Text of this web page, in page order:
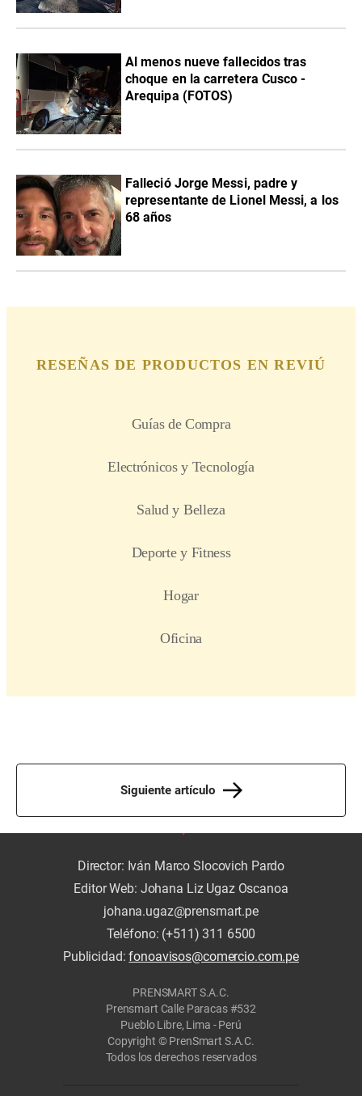
Al menos nueve fallecidos tras
choque en la carretera Cusco -
Arequipa (FOTOS)
Falleció Jorge Messi, padre y
representante de Lionel Messi, a los
68 años
Siguiente artículo
Director: Iván Marco Slocovich Pardo
Editor Web: Johana Liz Ugaz Oscanoa
johana.ugaz@prensmart.pe
Teléfono: (+511) 311 6500
Publicidad:fonoavisos@comercio.com.pe
PRENSMART S.A.C.
Prensmart Calle Paracas #532
Pueblo Libre, Lima - Perú
Copyright © PrenSmart S.A.C.
Todos los derechos reservados